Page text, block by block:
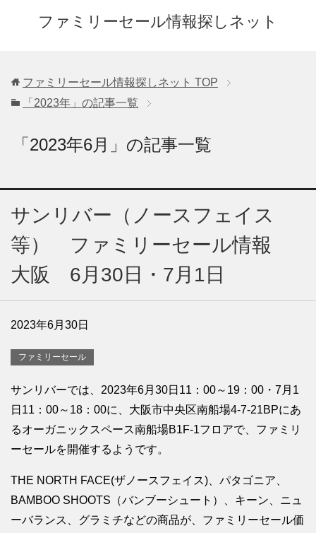
ファミリーセール情報探しネット
ファミリーセール情報探しネット TOP
「2023年」の記事一覧
「2023年6月」の記事一覧
サンリバー（ノースフェイス
等） ファミリーセール情報
大阪 6月30日・7月1日
2023年6月30日
ファミリーセール
サンリバーでは、2023年6月30日11：00～19：00・7月1
日11：00～18：00に、大阪市中央区南船場4-7-21BPにあ
るオーガニックスペース南船場B1F-1フロアで、ファミリ
ーセールを開催するようです。
THE NORTH FACE(ザノースフェイス)、パタゴニア、
BAMBOO SHOOTS（バンブーシュート）、キーン、ニュ
ーバランス、グラミチなどの商品が、ファミリーセール価